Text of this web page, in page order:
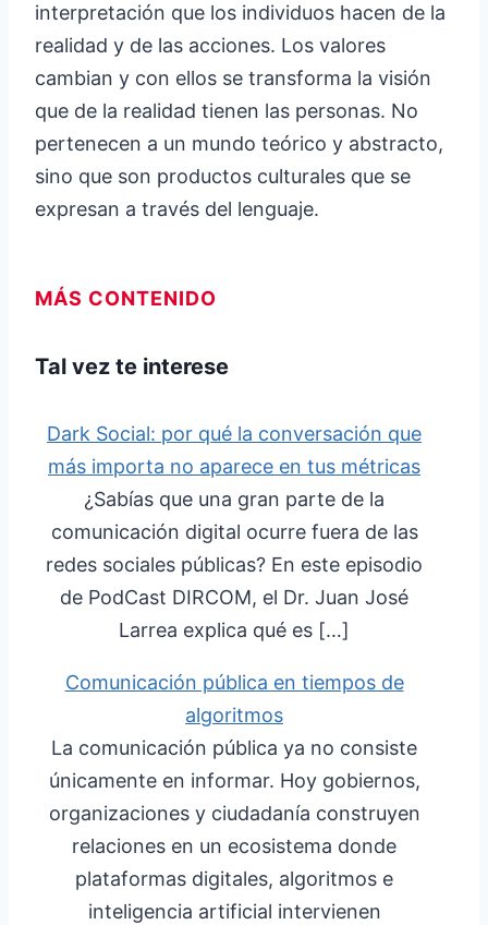
interpretación que los individuos hacen de la
realidad y de las acciones. Los valores
cambian y con ellos se transforma la visión
que de la realidad tienen las personas. No
pertenecen a un mundo teórico y abstracto,
sino que son productos culturales que se
expresan a través del lenguaje.
MÁS CONTENIDO
Tal vez te interese
Dark Social: por qué la conversación que
más importa no aparece en tus métricas
¿Sabías que una gran parte de la
comunicación digital ocurre fuera de las
redes sociales públicas? En este episodio
de PodCast DIRCOM, el Dr. Juan José
Larrea explica qué es […]
Comunicación pública en tiempos de
algoritmos
La comunicación pública ya no consiste
únicamente en informar. Hoy gobiernos,
organizaciones y ciudadanía construyen
relaciones en un ecosistema donde
plataformas digitales, algoritmos e
inteligencia artificial intervienen